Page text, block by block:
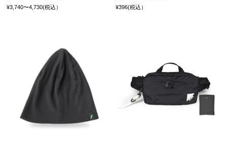
¥3,740〜4,730(税込） ¥396(税込）